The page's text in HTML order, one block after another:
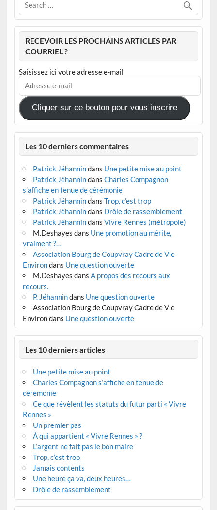
RECEVOIR LES PROCHAINS ARTICLES PAR
COURRIEL ?
Saisissez ici votre adresse e-mail
Adresse
mail
Cliquer sur ce bouton pour vous inscrire
Les 10 derniers commentaires
Patrick Jéhannindans Une petite mise au point
Patrick Jéhannindans Charles Compagnon
s’affiche en tenue de cérémonie
Patrick Jéhannindans Trop, c’est trop
Patrick Jéhannindans Drôle de rassemblement
Patrick Jéhannindans Vivre Rennes (métropole)
M.Deshayes dans Une promotion au mérite,
vraiment ?…
Association Bourg de Coupvray Cadre de Vie
Environdans Une question ouverte
M.Deshayes dans A propos des recours aux
recours.
P. Jéhannindans Une question ouverte
Association Bourg de Coupvray Cadre de Vie
Environdans Une question ouverte
Les 10 derniers articles
Une petite mise au point
Charles Compagnon s’affiche en tenue de
cérémonie
Ce que révèlent les statuts du futur parti « Vivre
Rennes »
Un premier pas
À qui appartient « Vivre Rennes » ?
L’argent ne fait pas le bon maire
Trop, c’est trop
Jamais contents
Une heure ça va, deux heures…
Drôle de rassemblement